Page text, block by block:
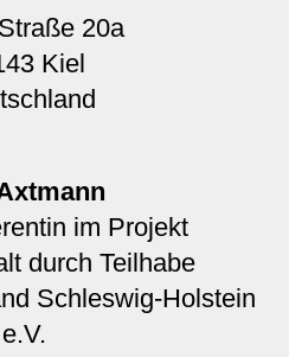
20a
Kiel
im Projekt
durch Teilhabe
Schleswig-Holstein
e.V.